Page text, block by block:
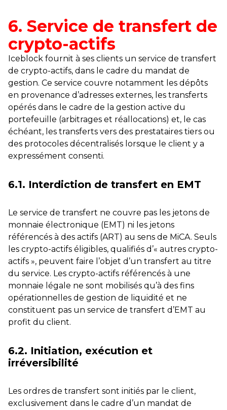
6. Service de transfert de
crypto-actifs
Iceblock fournit à ses clients un service de transfert
de crypto-actifs, dans le cadre du mandat de
gestion. Ce service couvre notamment les dépôts
en provenance d’adresses externes, les transferts
opérés dans le cadre de la gestion active du
portefeuille (arbitrages et réallocations) et, le cas
échéant, les transferts vers des prestataires tiers ou
des protocoles décentralisés lorsque le client y a
expressément consenti.
6.1. Interdiction de transfert en EMT
Le service de transfert ne couvre pas les jetons de
monnaie électronique (EMT) ni les jetons
référencés à des actifs (ART) au sens de MiCA. Seuls
les crypto-actifs éligibles, qualifiés d’« autres crypto-
actifs », peuvent faire l’objet d’un transfert au titre
du service. Les crypto-actifs référencés à une
monnaie légale ne sont mobilisés qu’à des fins
opérationnelles de gestion de liquidité et ne
constituent pas un service de transfert d’EMT au
profit du client.
6.2. Initiation, exécution et
irréversibilité
Les ordres de transfert sont initiés par le client,
exclusivement dans le cadre d’un mandat de